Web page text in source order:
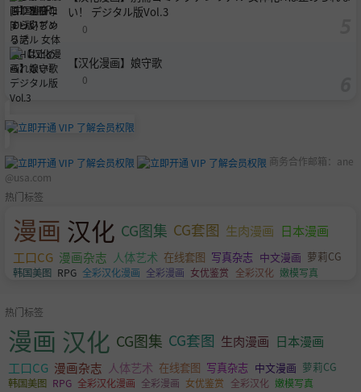
い！ デジタル版Vol.3
0
【汉化漫画】娘守歌
0
商务合作邮箱： ane
@usa.com
热门标签
漫画 汉化 CG图集 CG套图 生肉漫画 日本漫画
工口CG 漫画杂志 人体艺术 在线套图 写真杂志 中文漫画 萝莉CG
韩国美图 RPG 全彩汉化漫画 全彩漫画 女优鉴赏 全彩汉化 嫩模写真
热门标签
漫画 汉化 CG图集 CG套图 生肉漫画 日本漫画
工口CG 漫画杂志 人体艺术 在线套图 写真杂志 中文漫画 萝莉CG
韩国美图 RPG 全彩汉化漫画 全彩漫画 女优鉴赏 全彩汉化 嫩模写真